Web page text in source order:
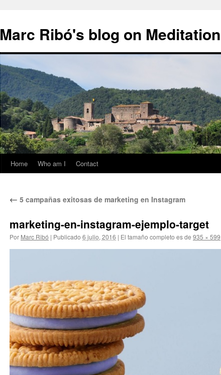
Marc Ribó's blog on Meditation
Saltar
contenido
Home Who am I Contact
← 5 campañas exitosas de marketing en Instagram
marketing-en-instagram-ejemplo-target
Por Marc Ribó | Publicado 6 julio, 2016 | El tamaño completo es de 935 × 599